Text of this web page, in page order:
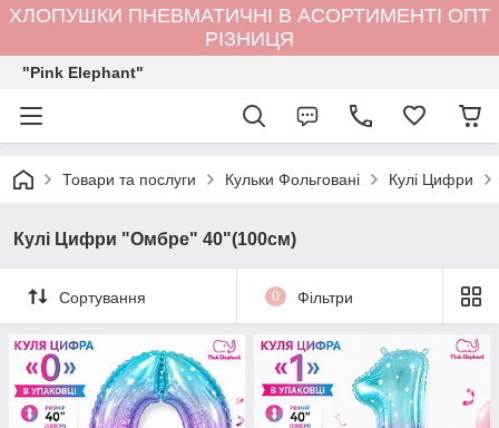
ХЛОПУШКИ ПНЕВМАТИЧНІ В АСОРТИМЕНТІ ОПТ
РІЗНИЦЯ
"Pink Elephant"
Товари та послуги Кульки Фольговані Кулі Цифри
Кулі Цифри "Омбре" 40"(100см)
Сортування 0 Фільтри